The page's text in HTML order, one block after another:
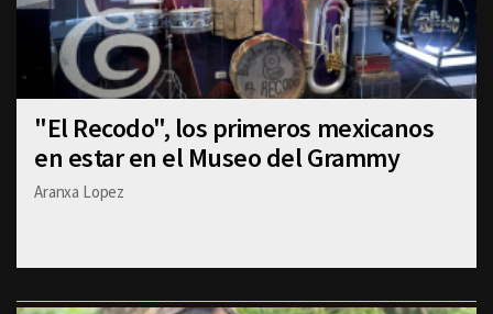
"El Recodo", los primeros mexicanos
en estar en el Museo del Grammy
Aranxa Lopez